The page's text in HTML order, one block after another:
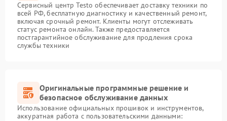
Сервисный центр Testo обеспечивает доставку техники по
всей РФ, бесплатную диагностику и качественный ремонт,
включая срочный ремонт. Клиенты могут отслеживать
статус ремонта онлайн. Также предоставляется
постгарантийное обслуживание для продления срока
службы техники
Оригинальные программные решение и
безопасное обслуживание данных
Использование официальных прошивок и инструментов,
аккуратная работа с пользовательскими данными: